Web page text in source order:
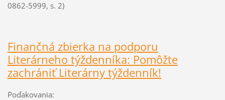
0862-5999, s. 2)
Finančná zbierka na podporu
Literárneho týždenníka: Pomôžte
zachrániť Literárny týždenník!
Poďakovania: